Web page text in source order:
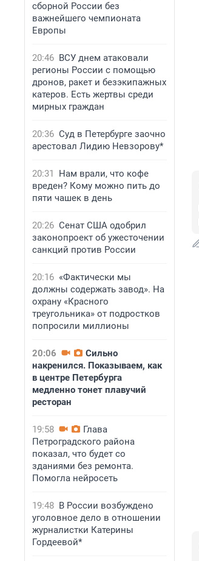
сборной России без
важнейшего чемпионата
Европы
20:46 ВСУ днем атаковали
регионы России с помощью
дронов, ракет и безэкипажных
катеров. Есть жертвы среди
мирных граждан
20:36 Суд в Петербурге заочно
арестовал Лидию Невзорову*
20:31
Нам врали, что кофе
вреден? Кому можно пить до
пяти чашек в день
20:26 Сенат США одобрил
законопроект об ужесточении
санкций против России
20:16 «Фактически мы
должны содержать завод». На
охрану «Красного
треугольника» от подростков
попросили миллионы
20:06
Сильно
накренился. Показываем, как
в центре Петербурга
медленно тонет плавучий
ресторан
19:58
Глава
Петроградского района
показал, что будет со
зданиями без ремонта.
Помогла нейросеть
19:48 В России возбуждено
уголовное дело в отношении
журналистки Катерины
Гордеевой*